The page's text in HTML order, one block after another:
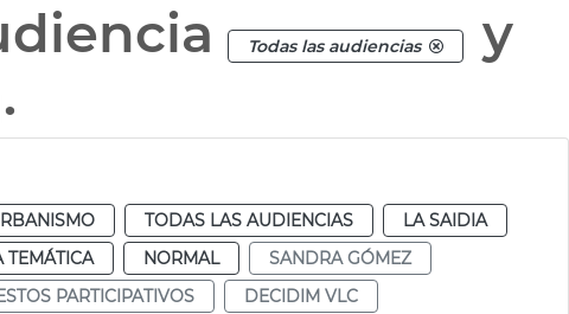
Todas las audiencias
y
.
TODAS LAS AUDIENCIAS
LA SAIDIA
TEMÁTICA NORMAL
SANDRA GÓMEZ
PARTICIPATIVOS
DECIDIM VLC